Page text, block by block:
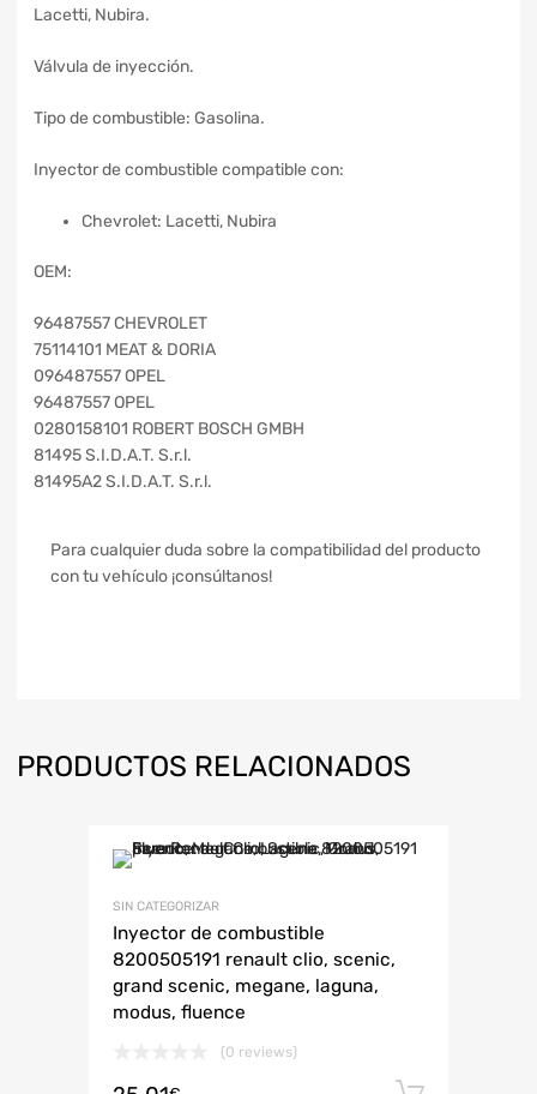
Lacetti, Nubira.
Válvula de inyección.
Tipo de combustible: Gasolina.
Inyector de combustible compatible con:
Chevrolet: Lacetti, Nubira
OEM:
96487557 CHEVROLET
75114101 MEAT & DORIA
096487557 OPEL
96487557 OPEL
0280158101 ROBERT BOSCH GMBH
81495 S.I.D.A.T. S.r.l.
81495A2 S.I.D.A.T. S.r.l.
Para cualquier duda sobre la compatibilidad del producto
con tu vehículo ¡consúltanos!
PRODUCTOS RELACIONADOS
SIN CATEGORIZAR
Inyector de combustible
8200505191 renault clio, scenic,
grand scenic, megane, laguna,
modus, fluence
(0 reviews)